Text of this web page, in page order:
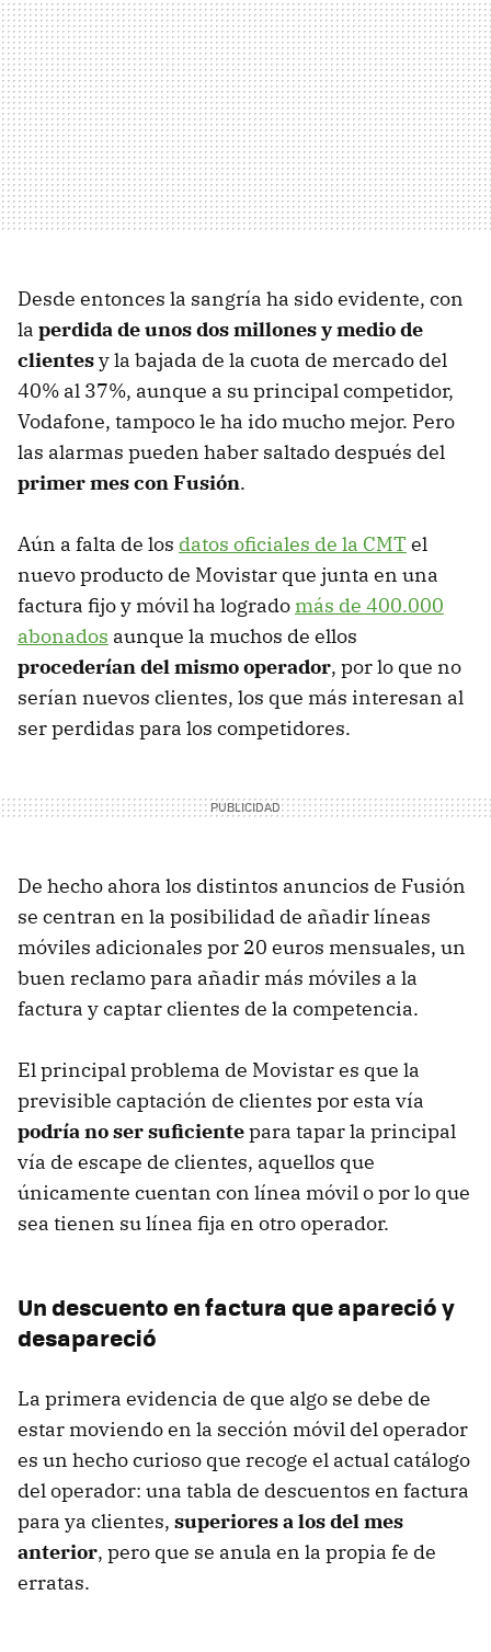
Desde entonces la sangría ha sido evidente, con
la perdida de unos dos millones y medio de
clientesy la bajada de la cuota de mercado del
40% al 37%, aunque a su principal competidor,
Vodafone, tampoco le ha ido mucho mejor. Pero
las alarmas pueden haber saltado después del
primer mes con Fusión.
Aún a falta de los datos oficiales de la CMT el
nuevo producto de Movistar que junta en una
factura fijo y móvil ha logrado más de 400.000
abonados aunque la muchos de ellos
procederían del mismo operador, por lo que no
serían nuevos clientes, los que más interesan al
ser perdidas para los competidores.
De hecho ahora los distintos anuncios de Fusión
se centran en la posibilidad de añadir líneas
móviles adicionales por 20 euros mensuales, un
buen reclamo para añadir más móviles a la
factura y captar clientes de la competencia.
El principal problema de Movistar es que la
previsible captación de clientes por esta vía
podría no ser suficientepara tapar la principal
vía de escape de clientes, aquellos que
únicamente cuentan con línea móvil o por lo que
sea tienen su línea fija en otro operador.
Un descuento en factura que apareció y
desapareció
La primera evidencia de que algo se debe de
estar moviendo en la sección móvil del operador
es un hecho curioso que recoge el actual catálogo
del operador: una tabla de descuentos en factura
para ya clientes, superiores a los del mes
anterior, pero que se anula en la propia fe de
erratas.